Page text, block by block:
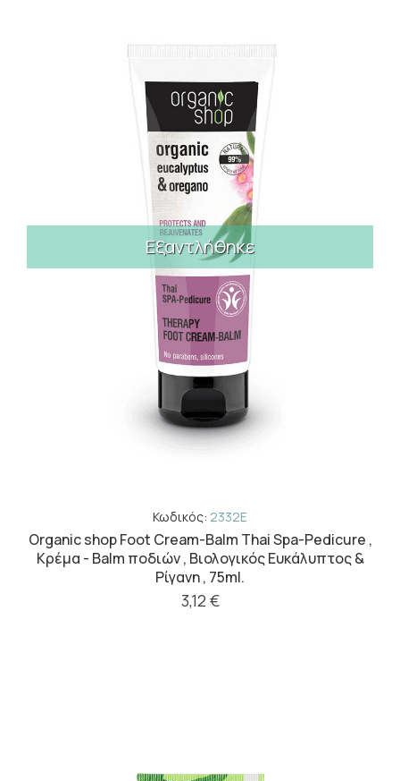
Εξαντλήθηκε
Κωδικός: 2332E
Organic shop Foot Cream-Balm Thai Spa-Pedicure ,
Κρέμα - Balm ποδιών , Βιολογικός Ευκάλυπτος &
Ρίγανη , 75ml.
3,12 €